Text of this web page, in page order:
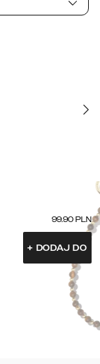
99.90 PLN
+ DODAJ DO